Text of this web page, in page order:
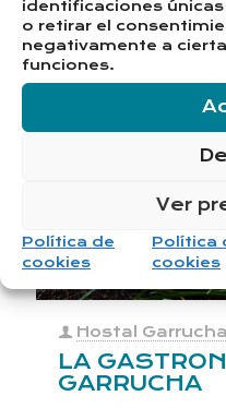
identificaciones
o retirar el
negativamente a
funciones.
Ver
Política de
cookies
Política
cookies
Hostal Garrucha
LA
GARRUCHA